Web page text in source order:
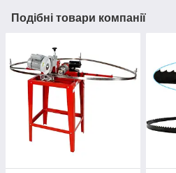
Подібні товари компанії